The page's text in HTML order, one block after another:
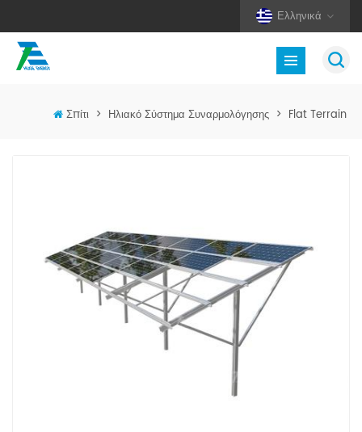
Ελληνικά
Σπίτι > Ηλιακό Σύστημα Συναρμολόγησης > Flat Terrain